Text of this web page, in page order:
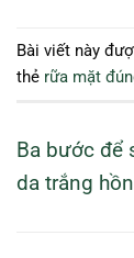
Bài viết này
thẻ rữa mặt
Ba bước để
da trắng